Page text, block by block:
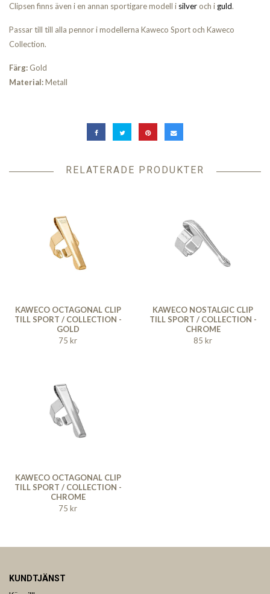
Clipsen finns även i en annan sportigare modell i silver och i guld.
Passar till till alla pennor i modellerna Kaweco Sport och Kaweco
Collection.
Färg: Gold
Material:Metall
RELATERADE PRODUKTER
KAWECO OCTAGONAL CLIP
TILL SPORT / COLLECTION -
GOLD
75 kr
KAWECO NOSTALGIC CLIP
TILL SPORT / COLLECTION -
CHROME
85 kr
KAWECO OCTAGONAL CLIP
TILL SPORT / COLLECTION -
CHROME
75 kr
KUNDTJÄNST